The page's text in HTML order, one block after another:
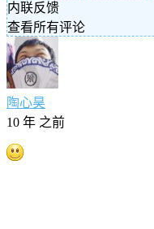
内联反馈
查看所有评论
陶心昊
10 年 之前